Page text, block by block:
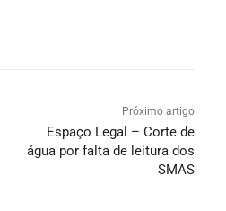
Próximo artigo
Espaço Legal – Corte de
água por falta de leitura dos
SMAS